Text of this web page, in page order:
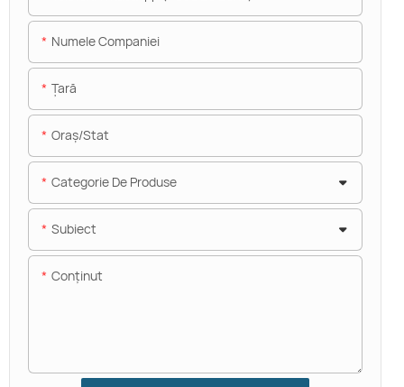
Numele Companiei
Ţară
Oraș/stat
Categorie De Produse
Subiect
Conţinut